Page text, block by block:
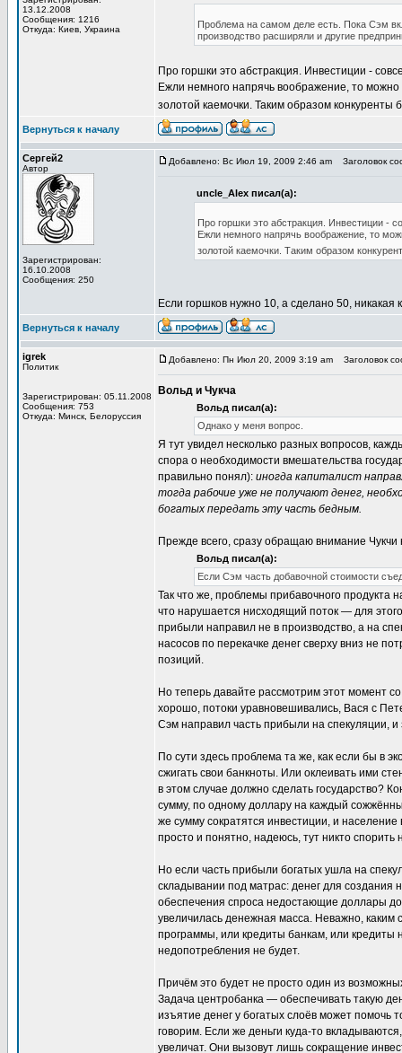
13.12.2008
Сообщения: 1216
Откуда: Киев, Украина
Проблема на самом деле есть. Пока Сэм
производство расширяли и другие
Про горшки это абстракция. Инвестиции -
Ежли немного напрячь воображение, то
золотой каемочки. Таким образом
Вернуться к началу
Сергей2
Автор
Зарегистрирован:
16.10.2008
Сообщения: 250
Добавлено: Вс Июл 19, 2009 2:46 am Заголовок
uncle_Alex писал(а):
Про горшки это абстракция. Инвестиции -
Ежли немного напрячь воображение, то
золотой каемочки. Таким образом
Если горшков нужно 10, а сделано 50, никакая
Вернуться к началу
igrek
Политик
Зарегистрирован: 05.11.2008
Сообщения: 753
Откуда: Минск, Белоруссия
Добавлено: Пн Июл 20, 2009 3:19 am Заголовок
Вольд и Чукча
Вольд писал(а):
Однако у меня вопрос.
Я тут увидел несколько разных вопросов,
спора о необходимости вмешательства
правильно понял): иногда капиталист
тогда рабочие уже не получают денег,
богатых передать эту часть бедным.
Прежде всего, сразу обращаю внимание
Вольд писал(а):
Если Сэм часть добавочной стоимости
Так что же, проблемы прибавочного продукта
что нарушается нисходящий поток — для
прибыли направил не в производство, а на
насосов по перекачке денег сверху вниз не
позиций.
Но теперь давайте рассмотрим этот момент
хорошо, потоки уравновешивались, Вася с
Сэм направил часть прибыли на спекуляции, и
По сути здесь проблема та же, как если бы в
сжигать свои банкноты. Или оклеивать ими
в этом случае должно сделать государство?
сумму, по одному доллару на каждый
же сумму сократятся инвестиции, и
просто и понятно, надеюсь, тут никто спорить
Но если часть прибыли богатых ушла на
складывании под матрас: денег для создания
обеспечения спроса недостающие доллары
увеличилась денежная масса. Неважно, каким
программы, или кредиты банкам, или кредиты
недопотребления не будет.
Причём это будет не просто один из
Задача центробанка — обеспечивать такую
изъятие денег у богатых слоёв может помочь
говорим. Если же деньги куда-то
увеличат. Они вызовут лишь сокращение